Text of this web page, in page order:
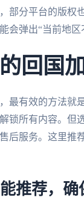
部分平台的版权
会弹出“当前地
回国
最有效的方法就
锁所有内容。但
后服务。这里推
推荐，确